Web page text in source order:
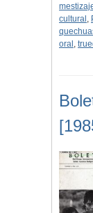
cultural ,
oral ,